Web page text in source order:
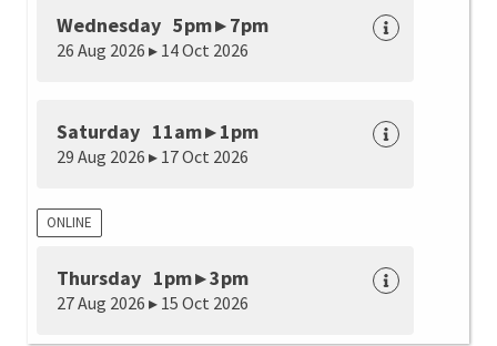
Wednesday 5pm ▸ 7pm
26 Aug 2026 ▸ 14 Oct 2026
Saturday 11am ▸ 1pm
29 Aug 2026 ▸ 17 Oct 2026
ONLINE
Thursday 1pm ▸ 3pm
27 Aug 2026 ▸ 15 Oct 2026